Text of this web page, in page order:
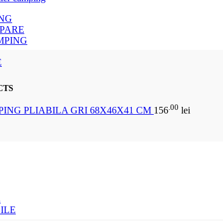
PLIABILA GRI 68X46X41 CM 156.00 lei